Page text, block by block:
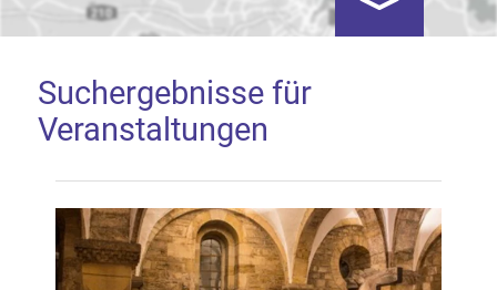
Google Map laden
Mit dem Laden der Karte akzeptieren Sie, dass die
Kartenansicht
Suchergebnisse für
Veranstaltungen